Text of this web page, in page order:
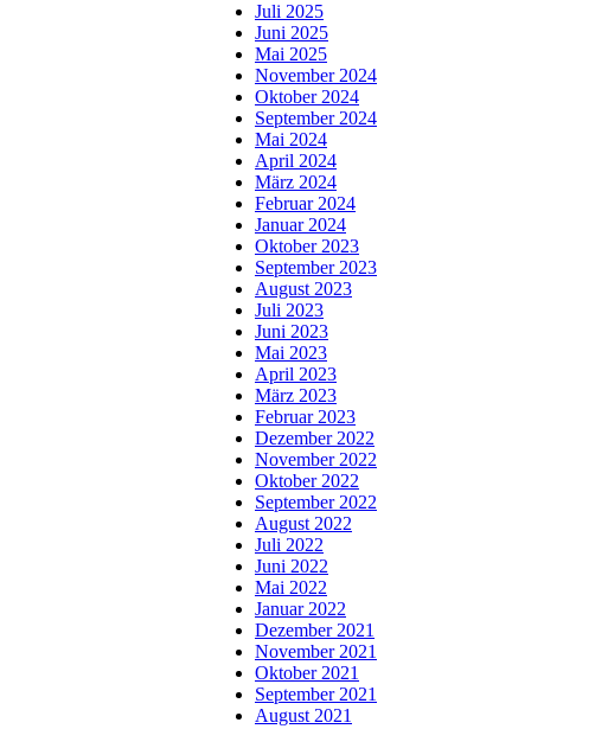
Juli 2025
Juni 2025
Mai 2025
November 2024
Oktober 2024
September 2024
Mai 2024
April 2024
März 2024
Februar 2024
Januar 2024
Oktober 2023
September 2023
August 2023
Juli 2023
Juni 2023
Mai 2023
April 2023
März 2023
Februar 2023
Dezember 2022
November 2022
Oktober 2022
September 2022
August 2022
Juli 2022
Juni 2022
Mai 2022
Januar 2022
Dezember 2021
November 2021
Oktober 2021
September 2021
August 2021